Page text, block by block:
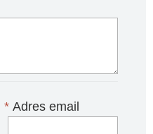
Adres email
*